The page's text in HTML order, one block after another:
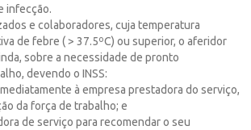
infecção.
e colaboradores, cuja temperatura
de febre ( > 37.5ºC) ou superior, o aferidor
sobre a necessidade de pronto
devendo o INSS:
à empresa prestadora do serviço,
da força de trabalho; e
de serviço para recomendar o seu